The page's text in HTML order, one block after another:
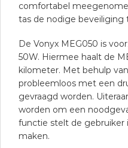
comfortabel
tas de nodige beveiliging
De Vonyx MEG050 is
50W. Hiermee haalt de
kilometer. Met behulp
probleemloos met een
gevraagd worden.
worden om een
functie stelt de gebruiker
maken.